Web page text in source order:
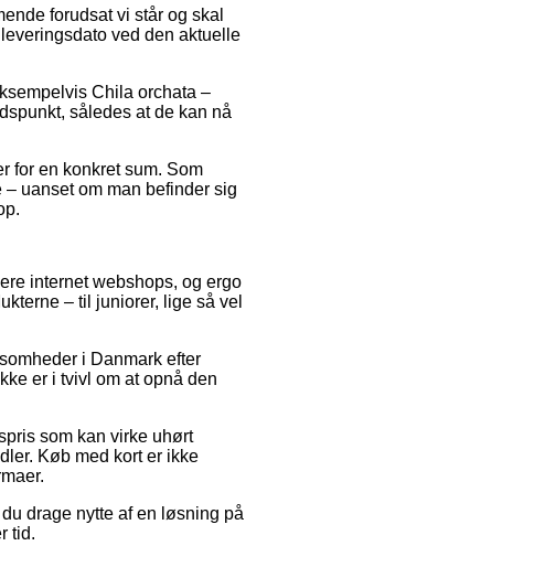
forudsat vi står og skal
ved den aktuelle
Chila orchata –
således at de kan nå
for en konkret sum. Som
uanset om man befinder sig
internet webshops, og ergo
– til juniorer, lige så vel
i Danmark efter
er i tvivl om at opnå den
som kan virke uhørt
Køb med kort er ikke
drage nytte af en løsning på
tid.